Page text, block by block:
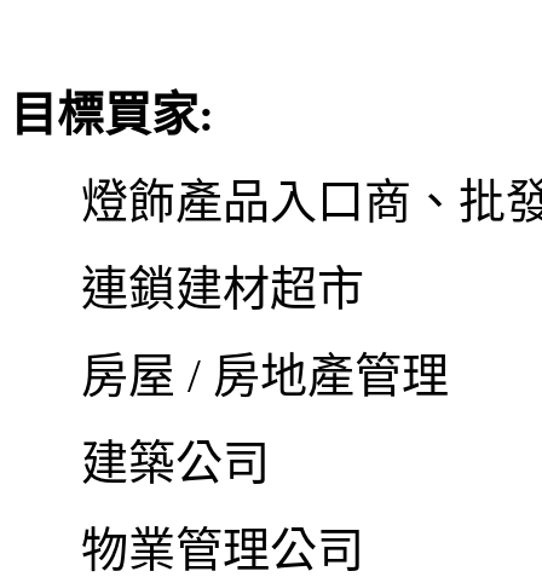
目標買家:
燈飾產品入口商、批
連鎖建材超市
房屋 / 房地產管理
建築公司
物業管理公司